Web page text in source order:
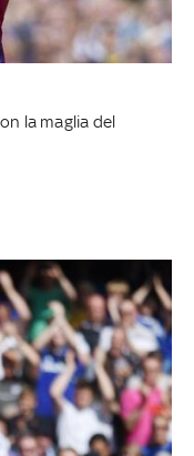
la maglia del